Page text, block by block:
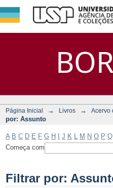
Assunto
DSpace/
Página Inicial → Livros → Acervo
por: Assunto
A B C D E F G H J K M N O P Q
Começa com
Filtrar por: